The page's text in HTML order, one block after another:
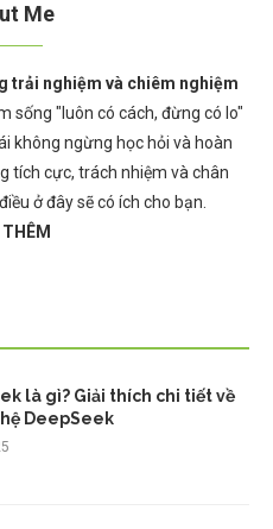
Me
trải nghiệm và chiêm nghiệm
sống "luôn có cách, đừng có lo"
không ngừng học hỏi và hoàn
tích cực, trách nhiệm và chân
ở đây sẽ có ích cho bạn.
là gì? Giải thích chi tiết về
DeepSeek